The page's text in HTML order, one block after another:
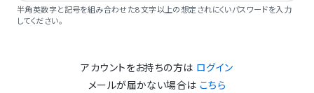
半角英数字と記号を組み合わせた8文字以上の想定されにくいパスワードを入力
してください。
アカウントをお持ちの方は ログイン
メールが届かない場合は こちら